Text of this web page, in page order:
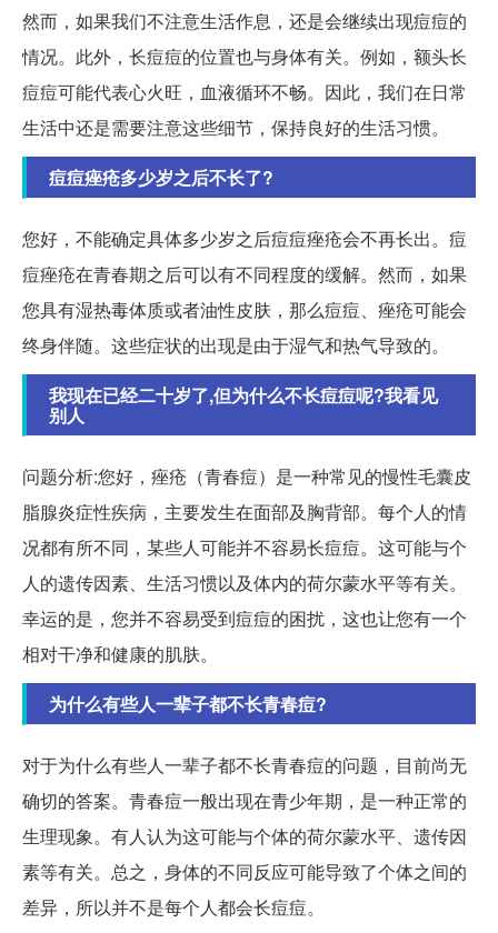
然而，如果我们不注意生活作息，还是会继续出现痘痘的
情况。此外，长痘痘的位置也与身体有关。例如，额头长
痘痘可能代表心火旺，血液循环不畅。因此，我们在日常
生活中还是需要注意这些细节，保持良好的生活习惯。
痘痘痤疮多少岁之后不长了?
您好，不能确定具体多少岁之后痘痘痤疮会不再长出。痘
痘痤疮在青春期之后可以有不同程度的缓解。然而，如果
您具有湿热毒体质或者油性皮肤，那么痘痘、痤疮可能会
终身伴随。这些症状的出现是由于湿气和热气导致的。
我现在已经二十岁了,但为什么不长痘痘呢?我看见
别人
问题分析:您好，痤疮（青春痘）是一种常见的慢性毛囊皮
脂腺炎症性疾病，主要发生在面部及胸背部。每个人的情
况都有所不同，某些人可能并不容易长痘痘。这可能与个
人的遗传因素、生活习惯以及体内的荷尔蒙水平等有关。
幸运的是，您并不容易受到痘痘的困扰，这也让您有一个
相对干净和健康的肌肤。
为什么有些人一辈子都不长青春痘?
对于为什么有些人一辈子都不长青春痘的问题，目前尚无
确切的答案。青春痘一般出现在青少年期，是一种正常的
生理现象。有人认为这可能与个体的荷尔蒙水平、遗传因
素等有关。总之，身体的不同反应可能导致了个体之间的
差异，所以并不是每个人都会长痘痘。